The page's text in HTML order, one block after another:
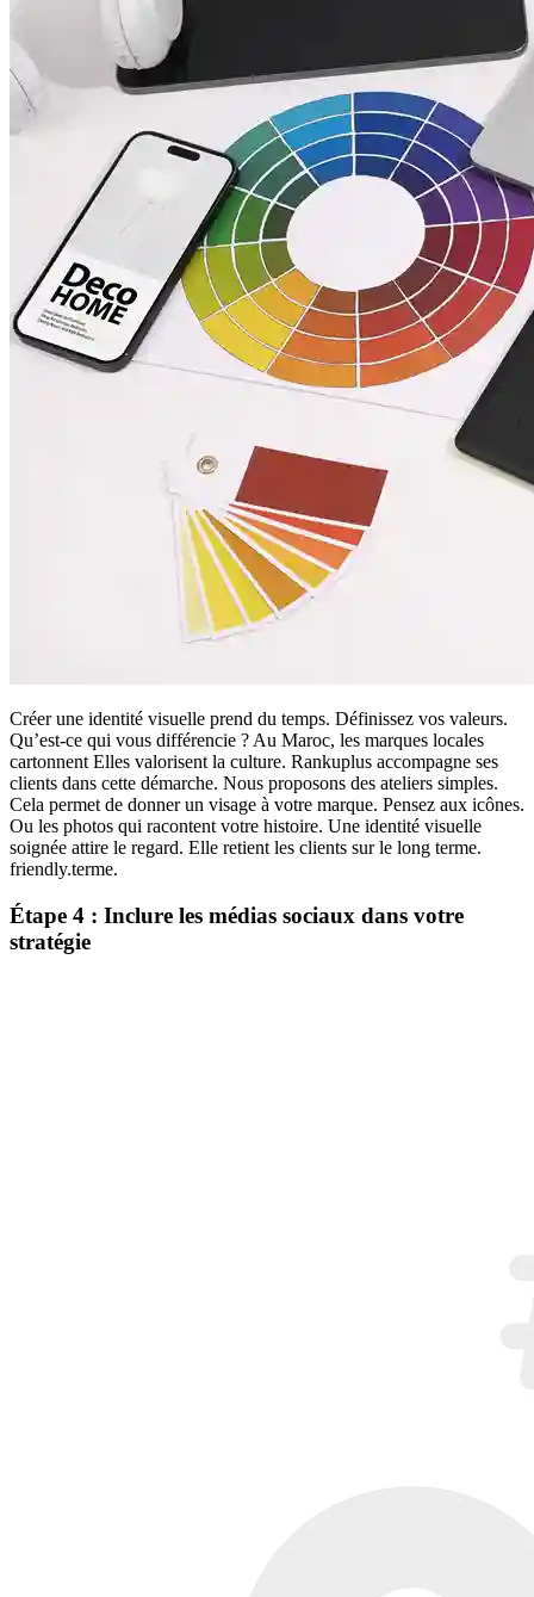
Créer une identité visuelle prend du temps. Définissez vos valeurs.
Qu’est-ce qui vous différencie ? Au Maroc, les marques locales
cartonnent Elles valorisent la culture. Rankuplus accompagne ses
clients dans cette démarche. Nous proposons des ateliers simples.
Cela permet de donner un visage à votre marque. Pensez aux icônes.
Ou les photos qui racontent votre histoire. Une identité visuelle
soignée attire le regard. Elle retient les clients sur le long terme.
friendly.terme.
Étape 4 : Inclure les médias sociaux dans votre
stratégie